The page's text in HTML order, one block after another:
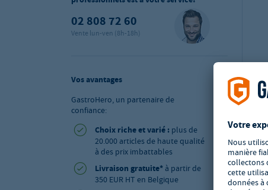
02 808 72 60
Vente lun-ven (8h-18h)
Vos avantages
GastroHero, un partenaire de
confiance:
Choix riche et varié : plus de
20.000 articles de haute qualité
à des prix imbattables
Livraison gratuite* à partir de
350 EUR HT en Belgique